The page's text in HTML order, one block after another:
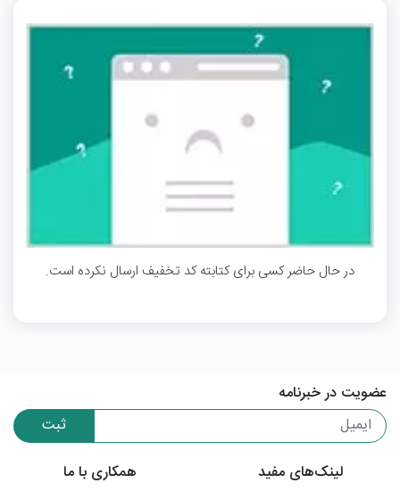
در حال حاضر کسی برای کتابته کد تخفیف ارسال نکرده است.
عضویت در خبرنامه
ثبت
لینک‌های مفید
همکاری با ما